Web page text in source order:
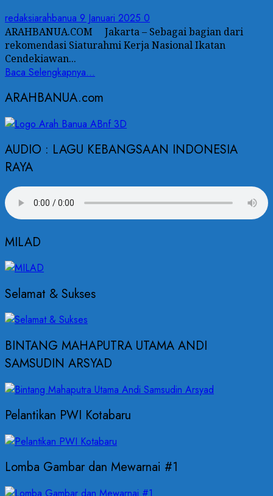
redaksiarahbanua 9 Januari 2025 0
ARAHBANUA.COM Jakarta – Sebagai bagian dari
rekomendasi Siaturahmi Kerja Nasional Ikatan
Cendekiawan...
Baca Selengkapnya...
ARAHBANUA.com
AUDIO : LAGU KEBANGSAAN INDONESIA
RAYA
MILAD
Selamat & Sukses
BINTANG MAHAPUTRA UTAMA ANDI
SAMSUDIN ARSYAD
Pelantikan PWI Kotabaru
Lomba Gambar dan Mewarnai #1